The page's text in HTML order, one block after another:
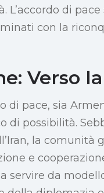
L’accordo di
con la
Verso
di pace, sia
di possibilità.
la comunità
e
servire da